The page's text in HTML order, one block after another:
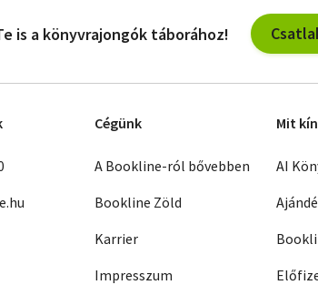
is a könyvrajongók táborához!
Cégünk
A Bookline-ról bővebben
Bookline Zöld
Karrier
Impresszum
Mit
AI